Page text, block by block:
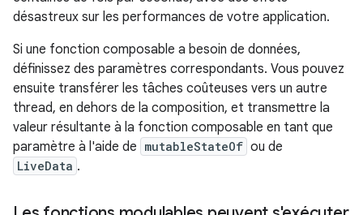
désastreux sur les performances de votre application.
Si une fonction composable a besoin de données,
définissez des paramètres correspondants. Vous pouvez
ensuite transférer les tâches coûteuses vers un autre
thread, en dehors de la composition, et transmettre la
valeur résultante à la fonction composable en tant que
paramètre à l'aide de mutableStateOf ou de
LiveData .